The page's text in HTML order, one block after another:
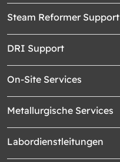
Steam Reformer Support
DRI Support
On-Site Services
Metallurgische Services
Labordienstleitungen